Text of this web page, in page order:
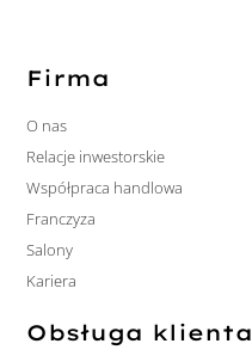
Firma
O nas
Relacje inwestorskie
Współpraca handlowa
Franczyza
Salony
Kariera
Obsługa klienta